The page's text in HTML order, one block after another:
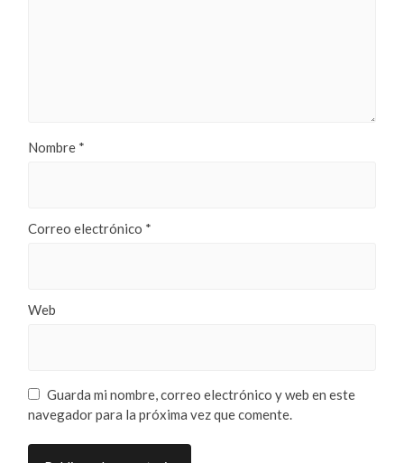
Nombre *
Correo electrónico *
Web
Guarda mi nombre, correo electrónico y web en este
navegador para la próxima vez que comente.